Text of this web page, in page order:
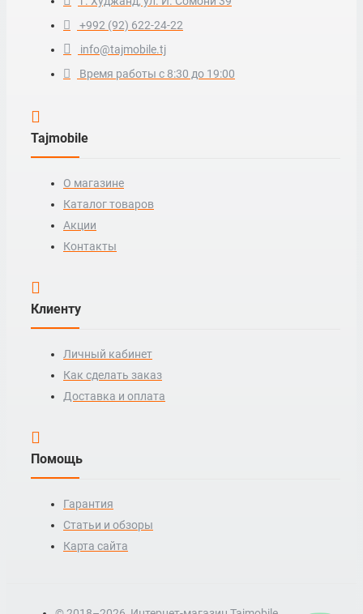
+992 (92) 622-24-22
info@tajmobile.tj
Время работы с 8:30 до 19:00
Tajmobile
О магазине
Каталог товаров
Акции
Контакты
Клиенту
Личный кабинет
Как сделать заказ
Доставка и оплата
Помощь
Гарантия
Статьи и обзоры
Карта сайта